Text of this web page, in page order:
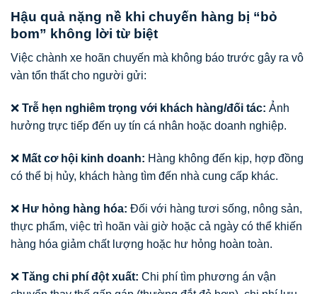
Hậu quả nặng nề khi chuyến hàng bị “bỏ
bom” không lời từ biệt
Việc chành xe hoãn chuyến mà không báo trước gây ra vô
vàn tổn thất cho người gửi:
❌ Trễ hẹn nghiêm trọng với khách hàng/đối tác: Ảnh
hưởng trực tiếp đến uy tín cá nhân hoặc doanh nghiệp.
❌ Mất cơ hội kinh doanh: Hàng không đến kịp, hợp đồng
có thể bị hủy, khách hàng tìm đến nhà cung cấp khác.
❌ Hư hỏng hàng hóa: Đối với hàng tươi sống, nông sản,
thực phẩm, việc trì hoãn vài giờ hoặc cả ngày có thể khiến
hàng hóa giảm chất lượng hoặc hư hỏng hoàn toàn.
❌ Tăng chi phí đột xuất: Chi phí tìm phương án vận